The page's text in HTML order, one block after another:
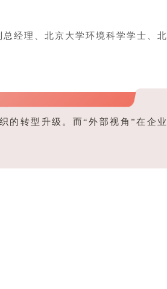
经理、北京大学环境科学学士、北
的转型升级。而“外部视角”在企业